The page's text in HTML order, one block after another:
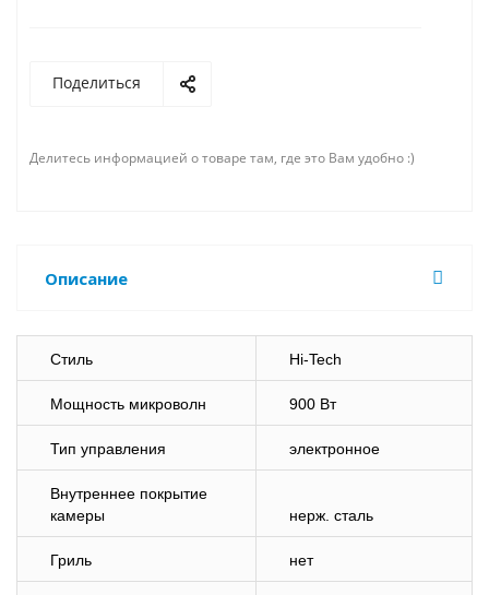
Поделиться
Делитесь информацией о товаре там, где это Вам удобно :)
Описание
Стиль Hi-Tech
Мощность микроволн 900 Вт
Тип управления электронное
Внутреннее покрытие
камеры
нерж. сталь
Гриль нет